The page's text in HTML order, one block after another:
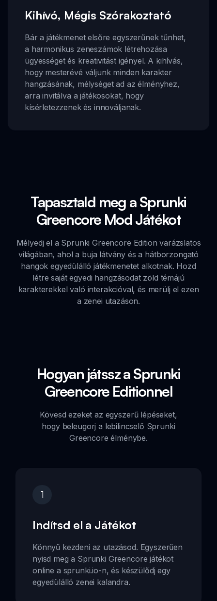
Kihívó, Mégis Szórakoztató
Bár a játékmenet elsőre egyszerűnek tűnhet,
a harmonikus zeneszámok létrehozása
ügyességet és kreativitást igényel. A kihívás,
hogy mesterévé váljunk minden karakter
hangzásának, mélységet ad az élményhez,
arra invitálva a játékosokat, hogy
kísérletezzenek és innováljanak.
Tapasztald meg a Sprunki
Greencore Mod Játékot
Mélyedj el a Sprunki Greencore Edition varázslatos
világában, ahol a buja látvány és a hátborzongató
hangok egyedülálló játékmenetet alkotnak. Hozd
létre saját egyedi hangzásodat zöld témájú
karakterekkel való interakcióval, és merülj el ezen
a zenei utazáson.
Hogyan játssz a Sprunki
Greencore Editionnel
Kövesd ezeket az egyszerű lépéseket,
hogy beleugorj a lebilincselő Sprunki
Greencore élménybe.
1
Indítsd el a Játékot
Könnyű kezdeni az utazásod. Egyszerűen
nyisd meg a Sprunki Greencore játékot
online a sprunki.io-n, és készülődj egy
egyedülálló zenei kalandra.